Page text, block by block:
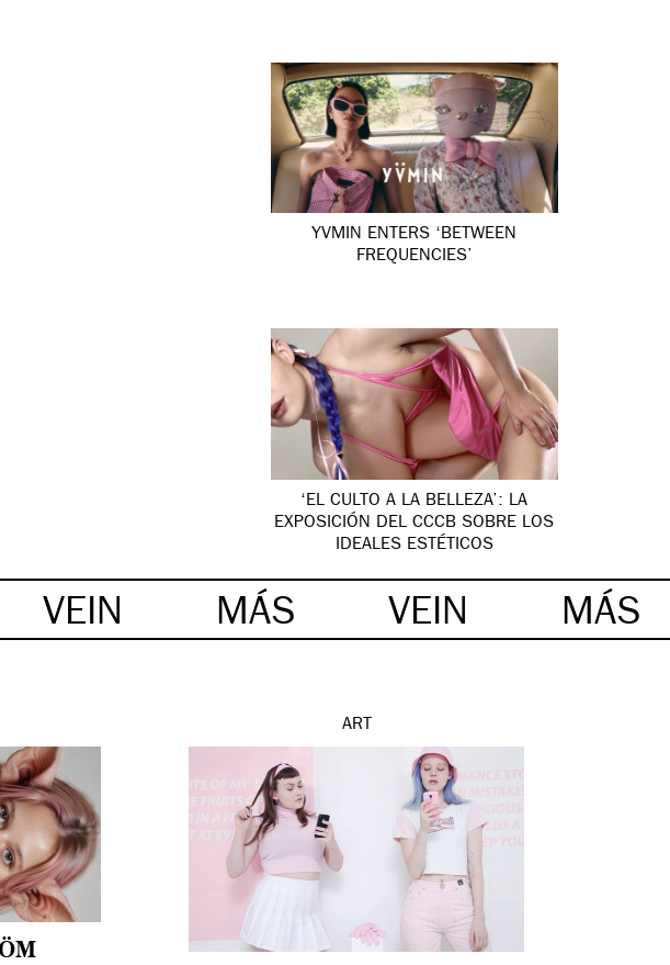
YVMIN ENTERS ‘BETWEEN
FREQUENCIES’
‘EL CULTO A LA BELLEZA’: LA
EXPOSICIÓN DEL CCCB SOBRE LOS
IDEALES ESTÉTICOS
VEIN MÁS VEIN MÁS
ART